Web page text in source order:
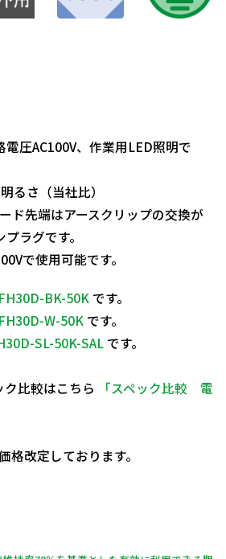
圧AC100V、作業用LED照明で
るさ（当社比）
ド先端はアースクリップの交換が
ラグです。
で使用可能です。
BK-50K です。
W-50K です。
SL-50K-SAL です。
比較はこちら
「スペック比較 電
改定しております。